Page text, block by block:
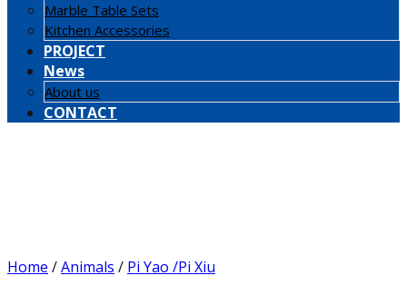
Marble Table Sets
Kitchen Accessories
PROJECT
News
About us
CONTACT
Home /Animals / Pi Yao /Pi Xiu